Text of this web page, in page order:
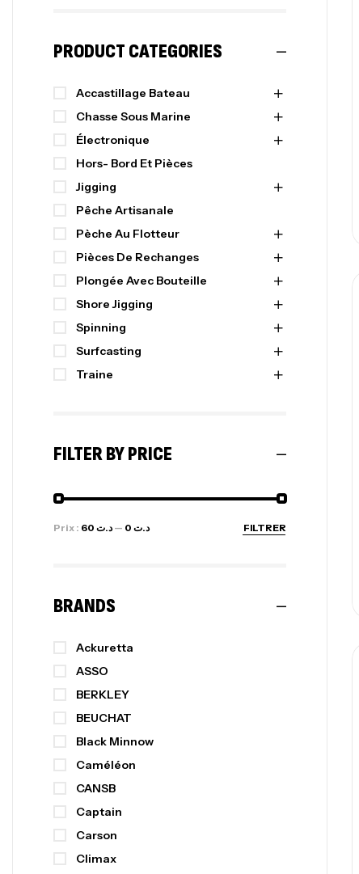
PRODUCT CATEGORIES
Accastillage Bateau
Chasse Sous Marine
Électronique
Hors- Bord Et Pièces
Jigging
Pêche Artisanale
Pèche Au Flotteur
Pièces De Rechanges
Plongée Avec Bouteille
Shore Jigging
Spinning
Surfcasting
Traine
FILTER BY PRICE
FILTRER
Prix : د.ت 0 —د.ت 60
BRANDS
Ackuretta
ASSO
BERKLEY
BEUCHAT
Black Minnow
Caméléon
CANSB
Captain
Carson
Climax